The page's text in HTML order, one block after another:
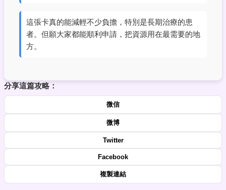
這張卡真的能減輕不少負擔，特別是長期治療的患
者。但願大家都能順利申請，把資源用在最需要的地
方。
分享這篇攻略：
微信
微博
Twitter
Facebook
複製連結